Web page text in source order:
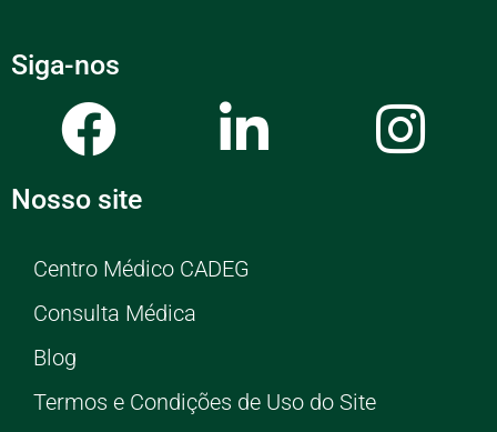
Siga-nos
Nosso site
Centro Médico CADEG
Consulta Médica
Blog
Termos e Condições de Uso do Site